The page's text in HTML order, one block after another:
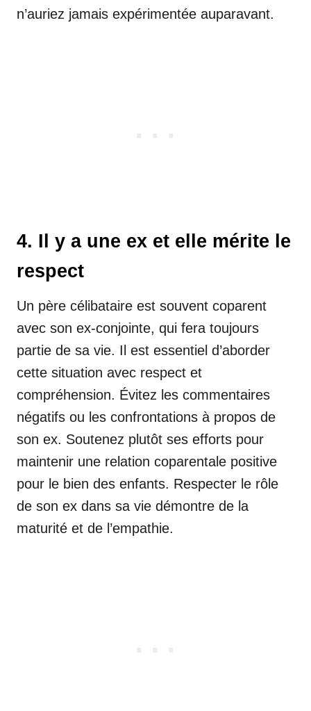
n’auriez jamais expérimentée auparavant.
4. Il y a une ex et elle mérite le
respect
Un père célibataire est souvent coparent
avec son ex-conjointe, qui fera toujours
partie de sa vie. Il est essentiel d’aborder
cette situation avec respect et
compréhension. Évitez les commentaires
négatifs ou les confrontations à propos de
son ex. Soutenez plutôt ses efforts pour
maintenir une relation coparentale positive
pour le bien des enfants. Respecter le rôle
de son ex dans sa vie démontre de la
maturité et de l’empathie.